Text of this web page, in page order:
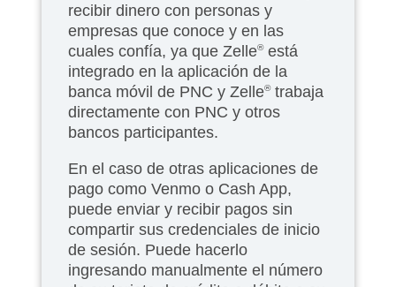
recibir dinero con personas y
empresas que conoce y en las
cuales confía, ya que Zelle®está
integrado en la aplicación de la
banca móvil de PNC y Zelle®trabaja
directamente con PNC y otros
bancos participantes.
En el caso de otras aplicaciones de
pago como Venmo o Cash App,
puede enviar y recibir pagos sin
compartir sus credenciales de inicio
de sesión. Puede hacerlo
ingresando manualmente el número